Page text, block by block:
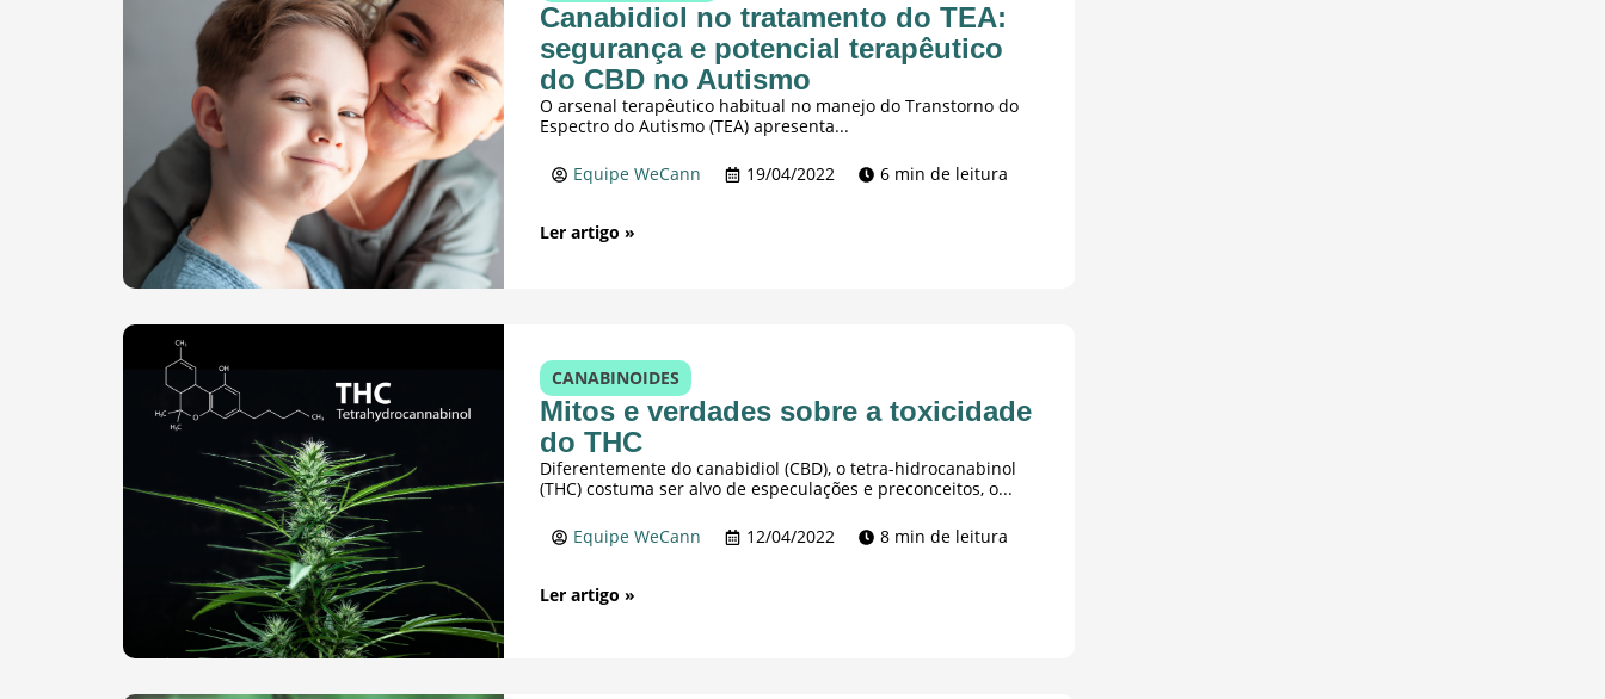
Canabidiol no tratamento do TEA:
segurança e potencial terapêutico
do CBD no Autismo
O arsenal terapêutico habitual no manejo do Transtorno do
Espectro do Autismo (TEA) apresenta...
Equipe WeCann 19/04/2022 6 min de leitura
Ler artigo »
CANABINOIDES
Mitos e verdades sobre a toxicidade
do THC
Diferentemente do canabidiol (CBD), o tetra-hidrocanabinol
(THC) costuma ser alvo de especulações e preconceitos, o...
Equipe WeCann 12/04/2022 8 min de leitura
Ler artigo »